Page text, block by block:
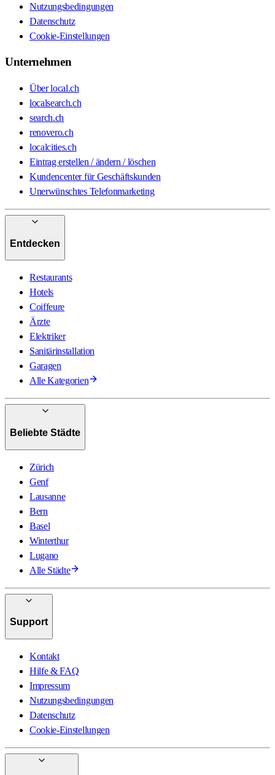
Nutzungsbedingungen
Datenschutz
Cookie-Einstellungen
Unternehmen
Über local.ch
localsearch.ch
search.ch
renovero.ch
localcities.ch
Eintrag erstellen / ändern / löschen
Kundencenter für Geschäftskunden
Unerwünschtes Telefonmarketing
Entdecken
Restaurants
Hotels
Coiffeure
Ärzte
Elektriker
Sanitärinstallation
Garagen
Alle Kategorien
Beliebte Städte
Zürich
Genf
Lausanne
Bern
Basel
Winterthur
Lugano
Alle Städte
Support
Kontakt
Hilfe & FAQ
Impressum
Nutzungsbedingungen
Datenschutz
Cookie-Einstellungen